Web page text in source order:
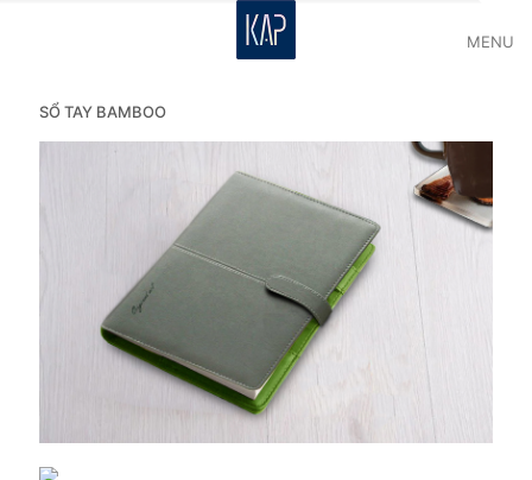
MENU
SỔ TAY BAMBOO